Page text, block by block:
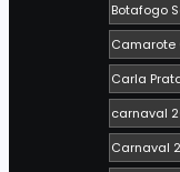
Botafogo
Camarote
Carla
carnaval
Carnaval